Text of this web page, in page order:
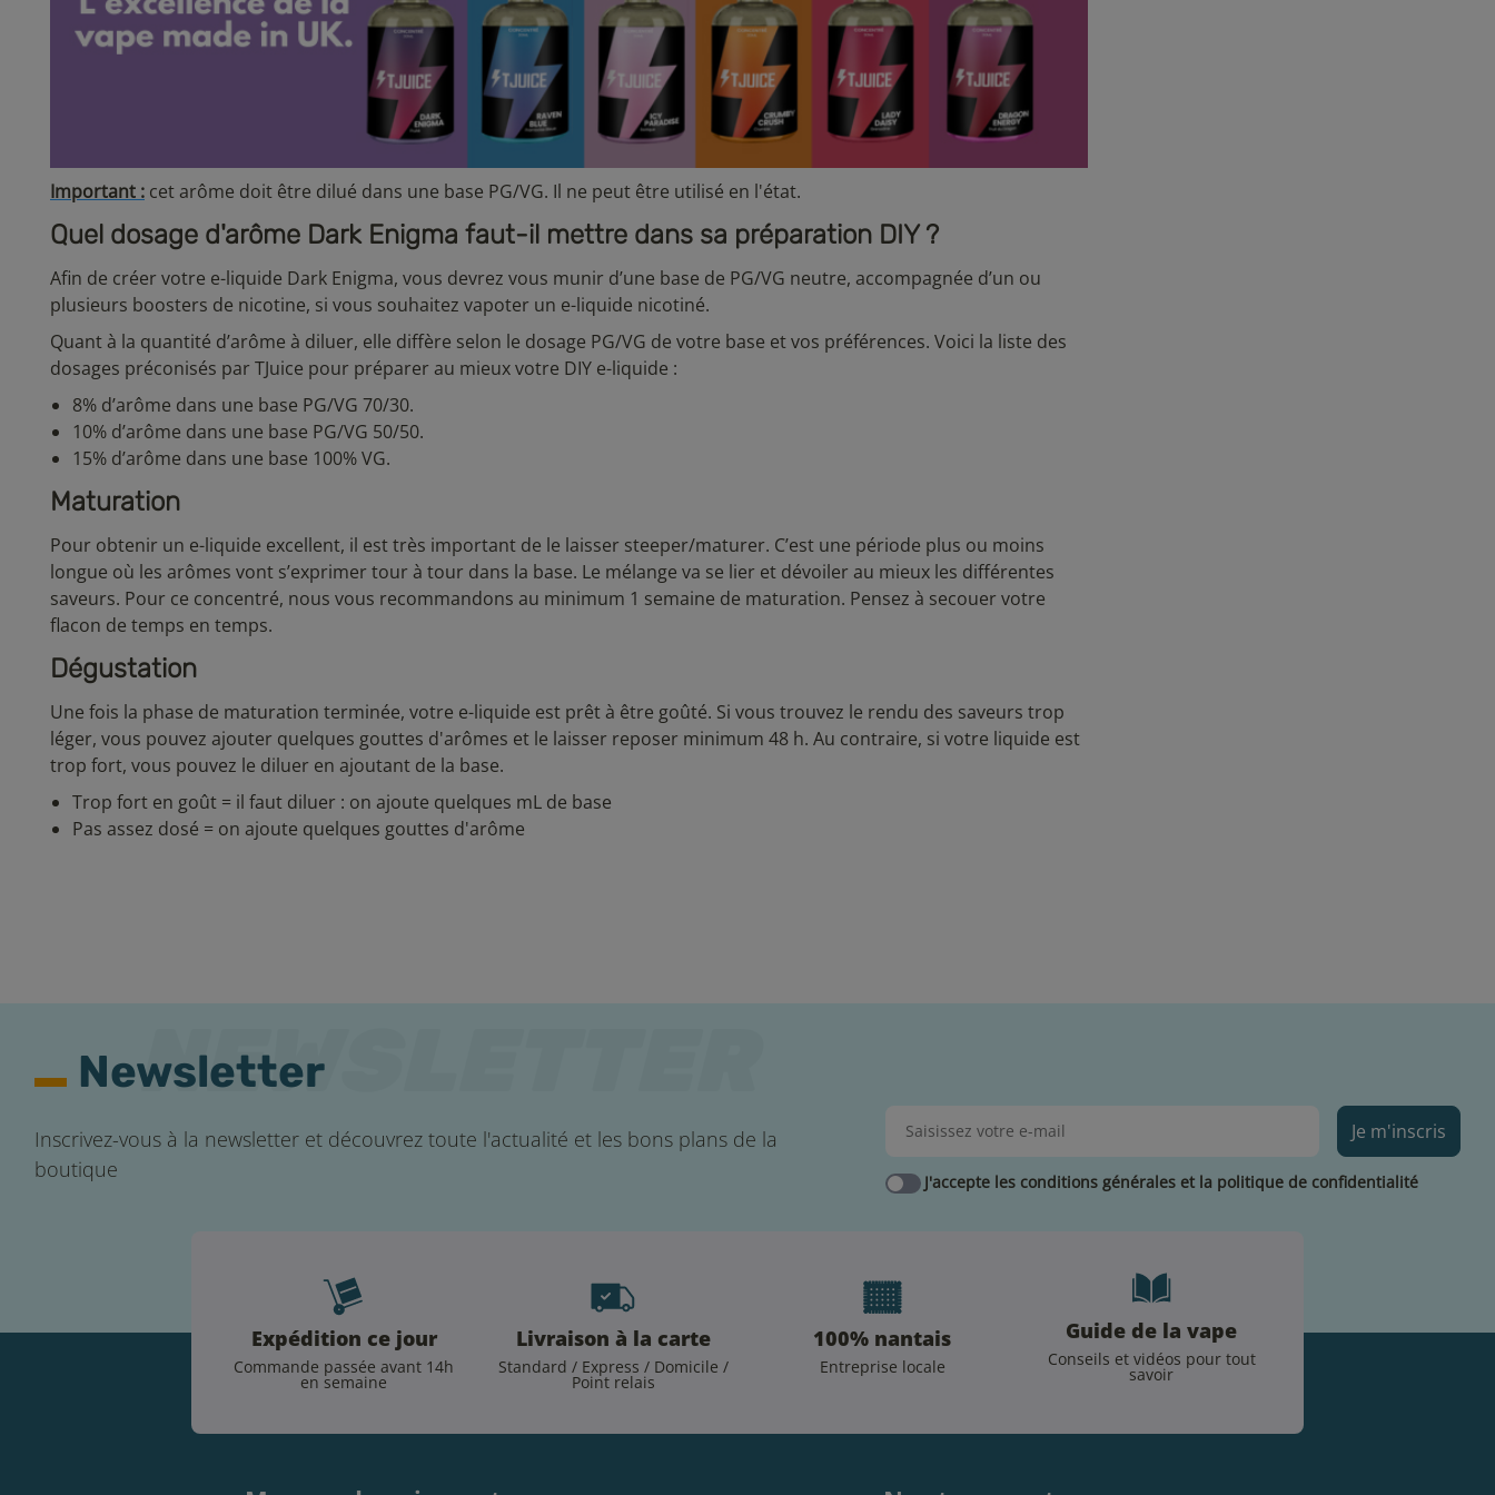
Important : cet arôme doit être dilué dans une base PG/VG. Il ne peut être utilisé en l'état.
Quel dosage d'arôme Dark Enigma faut-il mettre dans sa préparation DIY ?
Afin de créer votre e-liquide Dark Enigma, vous devrez vous munir d’une base de PG/VG neutre, accompagnée d’un ou
plusieurs boosters de nicotine, si vous souhaitez vapoter un e-liquide nicotiné.
Quant à la quantité d’arôme à diluer, elle diffère selon le dosage PG/VG de votre base et vos préférences. Voici la liste des
dosages préconisés par TJuice pour préparer au mieux votre DIY e-liquide :
8% d’arôme dans une base PG/VG 70/30.
10% d’arôme dans une base PG/VG 50/50.
15% d’arôme dans une base 100% VG.
Maturation
Pour obtenir un e-liquide excellent, il est très important de le laisser steeper/maturer. C’est une période plus ou moins
longue où les arômes vont s’exprimer tour à tour dans la base. Le mélange va se lier et dévoiler au mieux les différentes
saveurs. Pour ce concentré, nous vous recommandons au minimum 1 semaine de maturation. Pensez à secouer votre
flacon de temps en temps.
Dégustation
Une fois la phase de maturation terminée, votre e-liquide est prêt à être goûté. Si vous trouvez le rendu des saveurs trop
léger, vous pouvez ajouter quelques gouttes d'arômes et le laisser reposer minimum 48 h. Au contraire, si votre liquide est
trop fort, vous pouvez le diluer en ajoutant de la base.
Trop fort en goût = il faut diluer : on ajoute quelques mL de base
Pas assez dosé = on ajoute quelques gouttes d'arôme
Newsletter
Inscrivez-vous à la newsletter et découvrez toute l'actualité et les bons plans de la
boutique
Je m'inscris
J'accepte les conditions générales et la politique de confidentialité
Expédition ce jour
Commande passée avant 14h
en semaine
Livraison à la carte
Standard / Express / Domicile /
Point relais
100% nantais
Entreprise locale
Guide de la vape
Conseils et vidéos pour tout
savoir